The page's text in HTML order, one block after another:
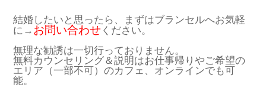
結婚したいと思ったら、まずはブランセルへお気軽
に→ お問い合わせ ください。
無理な勧誘は一切行っておりません。
無料カウンセリング＆説明はお仕事帰りやご希望の
エリア（一部不可）のカフェ、オンラインでも可
能。